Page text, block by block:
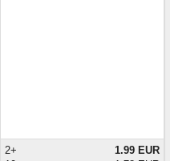
2+
1.99 EUR